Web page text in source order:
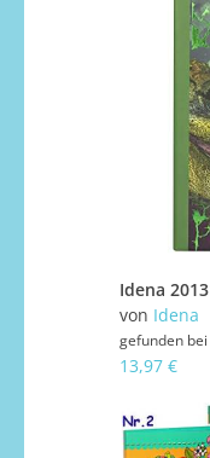
von Idena
gefunden bei
13,97 €